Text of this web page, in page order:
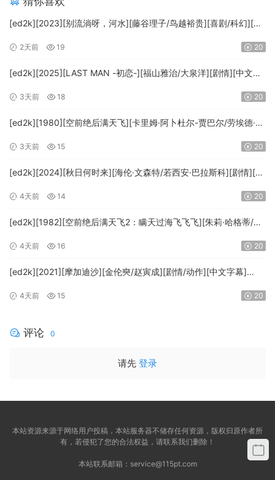
[ed2k][2023][别流淌呀，河水][藤谷理子/鸟越裕贵][喜剧/科幻][中
2天前 19 20
[ed2k][2025][LAST MAN -初恋-][福山雅治/大泉洋][剧情][中文字
3天前 18 20
[ed2k][1980][空前绝后满天飞][卡里姆·阿卜杜尔-贾巴尔/劳埃德·布
HD.MA5.1.x265.10bit-BeiTai]
3天前 15 20
[ed2k][2024][秋日何时来][海伦·文森特/若西安·巴拉斯科][剧情][中
FRDS]
4天前 14 20
[ed2k][1982][空前绝后满天飞2：瞒天过海飞飞飞][朱莉·哈格蒂/罗
[1080p.BluRay.x264.DTS-WiKi]
4天前 16 20
[ed2k][2021][摩加迪沙][金伦奭/赵寅成][剧情/动作][中文字幕]
4天前 15 20
评论 0
请先 登录
本站资源来源于网络用户投稿，本站服务器不储存任何资源，版权归原作者所
有，若侵犯了您的合法权益，请联系我们删除！
本站联系邮箱： service@115pt.com